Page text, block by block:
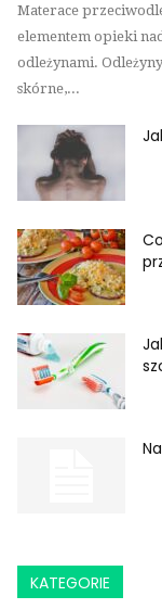
Materace
elementem opieki
odleżynami.
skórne,...
KATEGORIE